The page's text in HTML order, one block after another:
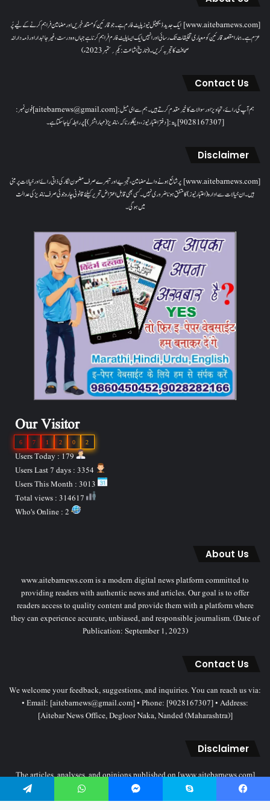
[www.aitebarnews.com] ایک جدید ڈیجیٹل نیوز پلیٹ فارم ہے۔ جو قارئین کو مستند خبریں اور مضامین فراہم کرنے کے لیے پُر
عزم ہے۔ ہمارا مقصدقارئین کو معیاری تخلیقات تک رسائی اور انہیں ایک ایسا پلیٹ فارم فراہم کرنا ہے جہاں وہ درست، غیر جانبدار اور ذمہ دارانہ
صحافت کا تجربہ کریں۔( تاریخ اشاعت : یکم؍ ستمبر 2023ء)
Contact Us
ہم آپ کی رائے، تجاویز اور سوالات کا خیرمقدم کرتے ہیں۔ ہم سےای میل: [aitebarnews@gmail.com]فون نمبر:
[9028167307]پتہ: [دفتر اعتبار نیوز، ، دیگلور ناکہ، ناندیڑ(مہاراشٹر) ] پر رابطہ کیا جاسکتا ہے۔
Disclaimer
[www.aitebarnews.com] پر شائع ہونے والے مضامین، تجزیے اور تبصرے صرف مضمون نگار کی ذاتی رائے اور خیالات پر مبنی
ہیں۔ ان خیالات سے ادارہ (اعتبار نیوز) کا متفق ہونا ضروری نہیں۔ کسی بھی قابل اعتراض تحریر کیلئے قانونی چارہ جوئی صرف ناندیڑ کی عدالت
میں ہوگی۔
Our Visitor
2
0
2
1
7
6
Users Today : 179
About Us
www.aitebarnews.com is a modern digital news platform committed to
providing readers with authentic news and articles. Our goal is to offer
readers access to quality content and provide them with a platform where
they can experience accurate, unbiased, and responsible journalism. (Date of
Publication: September 1, 2023)
Contact Us
We welcome your feedback, suggestions, and inquiries. You can reach us via:
• Email: [aitebarnews@gmail.com] • Phone: [9028167307] • Address:
[Aitebar News Office, Degloor Naka, Nanded (Maharashtra)]
Disclaimer
The articles, analyses, and opinions published on [www.aitebarnews.com]
solely represent the personal views and opinions of the authors. These views
do not necessarily reflect the stance of the Aitebar News management. Any
Facebook
Skype
Messenger
WhatsApp
Telegram